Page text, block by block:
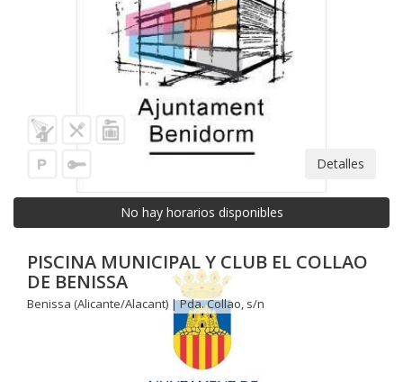
Detalles
No hay horarios disponibles
PISCINA MUNICIPAL Y CLUB EL COLLAO
DE BENISSA
Benissa (Alicante/Alacant) | Pda. Collao, s/n